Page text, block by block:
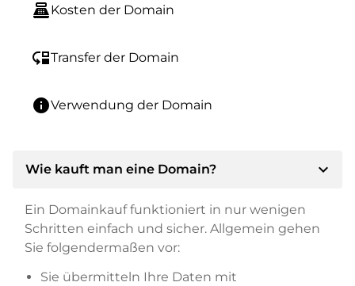
point_of_saleKosten der Domain
move_downTransfer der Domain
infoVerwendung der Domain
Wie kauft man eine Domain? expand_more
Ein Domainkauf funktioniert in nur wenigen
Schritten einfach und sicher. Allgemein gehen
Sie folgendermaßen vor:
Sie übermitteln Ihre Daten mit